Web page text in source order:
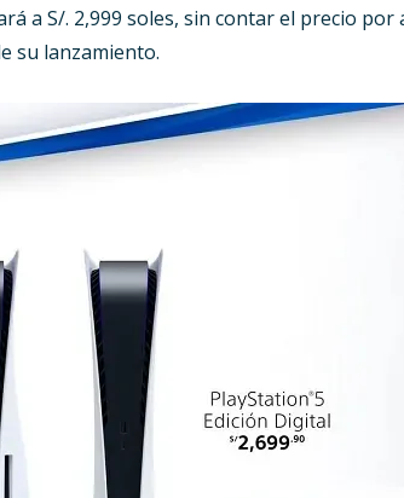
a S/. 2,999 soles, sin contar el precio por
su lanzamiento.